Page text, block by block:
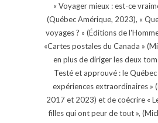
« Voyager mieux : est-ce
(Québec Amérique, 2023), «
voyages ? » (Éditions de
«Cartes postales du Canada »
en plus de diriger les deux
Testé et approuvé : le
expériences extraordinaires »
2017 et 2023) et de coécrire «
filles qui ont peur de tout »,